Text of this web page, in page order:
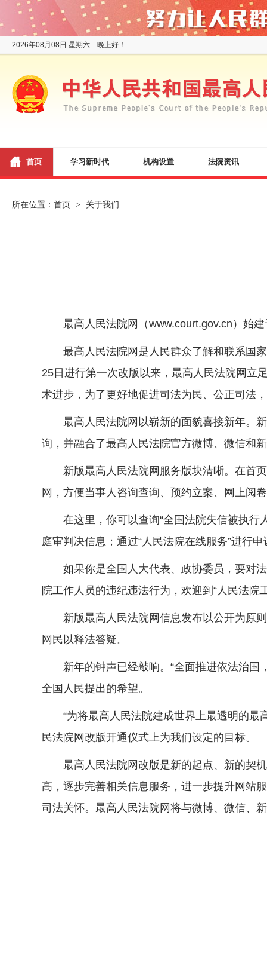
2026年08月08日 星期六 晚上好！
首页 学习新时代 机构设置 法院资讯
所在位置： 首页 > 关于我们
最高人民法院网（www.court.gov.cn）始
最高人民法院网是人民群众了解和联系国
25日进行第一次改版以来，最高人民法院网立
术进步，为了更好地促进司法为民、公正司法
最高人民法院网以崭新的面貌喜接新年。
询，并融合了最高人民法院官方微博、微信和
新版最高人民法院网服务版块清晰。在首
网，方便当事人咨询查询、预约立案、网上阅
在这里，你可以查询“全国法院失信被执行
庭审判决信息；通过“人民法院在线服务”进行
如果你是全国人大代表、政协委员，要对
院工作人员的违纪违法行为，欢迎到“人民法
新版最高人民法院网信息发布以公开为原
网民以释法答疑。
新年的钟声已经敲响。“全面推进依法治
全国人民提出的希望。
“为将最高人民法院建成世界上最透明的
民法院网改版开通仪式上为我们设定的目标。
最高人民法院网改版是新的起点、新的契
高，逐步完善相关信息服务，进一步提升网站
司法关怀。最高人民法院网将与微博、微信、